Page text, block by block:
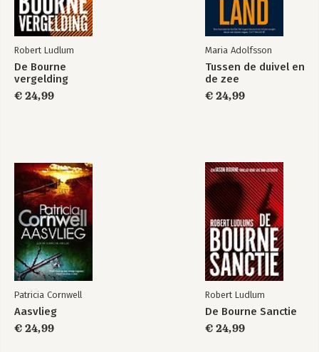
Robert Ludlum
De Bourne
vergelding
€ 24,99
Maria Adolfsson
Tussen de duivel en
de zee
€ 24,99
Patricia Cornwell
Aasvlieg
€ 24,99
Robert Ludlum
De Bourne Sanctie
€ 24,99